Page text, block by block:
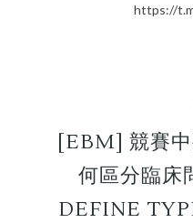
https://
[EBM] 競賽
何區分臨床
DEFINE